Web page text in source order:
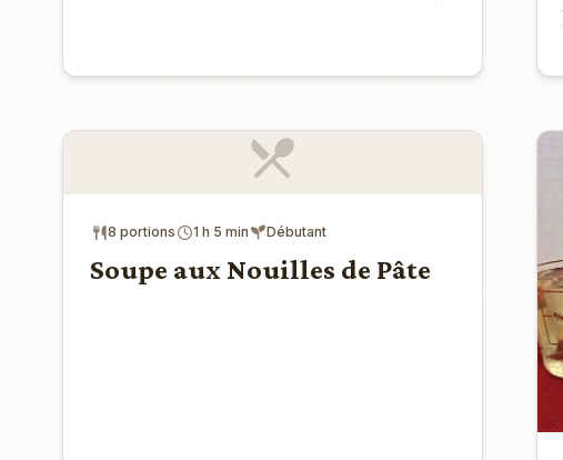
8 portions 1 h 5 min Débutant
Soupe aux Nouilles de Pâte